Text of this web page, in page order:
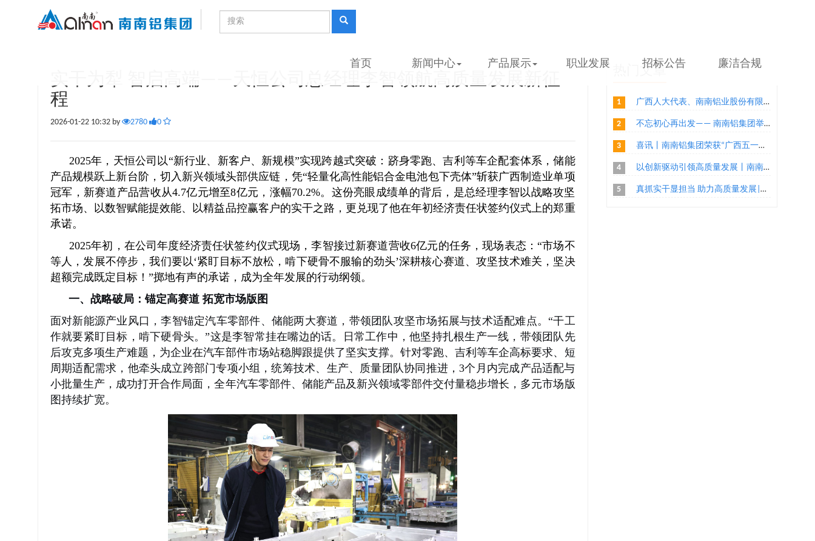
首页 新闻中心 产品展示 职业发展 招标公告 廉洁合规
程
2026-01-22 10:32 by 2780 0
2025年，天恒公司以“新行业、新客户、新规模”实现跨越式突破：跻身零跑、吉利等车企配套体系，储能
产品规模跃上新台阶，切入新兴领域头部供应链，凭“轻量化高性能铝合金电池包下壳体”斩获广西制造业单项
冠军，新赛道产品营收从4.7亿元增至8亿元，涨幅70.2%。这份亮眼成绩单的背后，是总经理李智以战略攻坚
拓市场、以数智赋能提效能、以精益品控赢客户的实干之路，更兑现了他在年初经济责任状签约仪式上的郑重
承诺。
2025年初，在公司年度经济责任状签约仪式现场，李智接过新赛道营收6亿元的任务，现场表态：“市场不
等人，发展不停步，我们要以‘紧盯目标不放松，啃下硬骨不服输的劲头’深耕核心赛道、攻坚技术难关，坚决
超额完成既定目标！”掷地有声的承诺，成为全年发展的行动纲领。
一、战略破局：锚定高赛道 拓宽市场版图
面对新能源产业风口，李智锚定汽车零部件、储能两大赛道，带领团队攻坚市场拓展与技术适配难点。“干工
作就要紧盯目标，啃下硬骨头。”这是李智常挂在嘴边的话。日常工作中，他坚持扎根生产一线，带领团队先
后攻克多项生产难题，为企业在汽车部件市场站稳脚跟提供了坚实支撑。针对零跑、吉利等车企高标要求、短
周期适配需求，他牵头成立跨部门专项小组，统筹技术、生产、质量团队协同推进，3个月内完成产品适配与
小批量生产，成功打开合作局面，全年汽车零部件、储能产品及新兴领域零部件交付量稳步增长，多元市场版
图持续扩宽。
热门文章
1 广西人大代表、南南铝业股份有限公司董事长郑玉林：通过“二次创业”实现铝产业转型升级
2 不忘初心再出发—— 南南铝集团举办2021年 “庆元旦 迎新年”环公司跑活动
3 喜讯丨南南铝集团荣获“广西五一劳动奖状”
4 以创新驱动引领高质量发展丨南南铝集团荣获2020年度“广西高新技术企业百强”、“广西创新能力企业10强”称号两项荣誉
5 真抓实干显担当 助力高质量发展|南南铝汽车组件第一事业部家电组件工程部把手机加二班荣获“广西工人先锋号”殊荣